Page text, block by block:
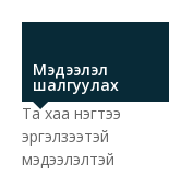
Мэдээлэл
шалгуулах
Та хаа нэгтээ
эргэлзээтэй
мэдээлэлтэй